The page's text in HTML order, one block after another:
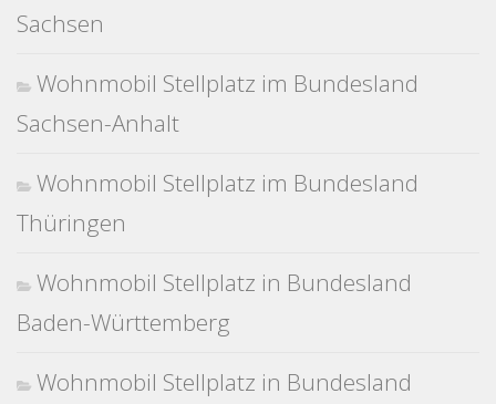
Sachsen
Wohnmobil Stellplatz im Bundesland
Sachsen-Anhalt
Wohnmobil Stellplatz im Bundesland
Thüringen
Wohnmobil Stellplatz in Bundesland
Baden-Württemberg
Wohnmobil Stellplatz in Bundesland